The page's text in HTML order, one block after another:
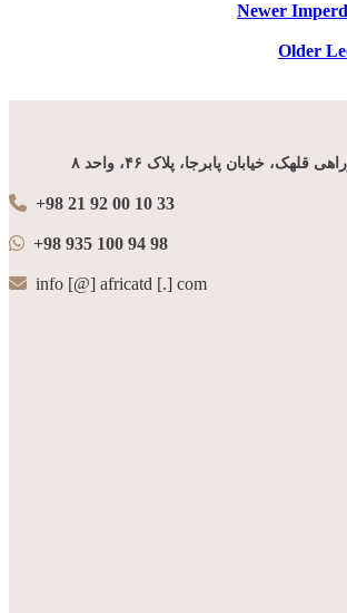
Newer
Older
خیابان پابرجا، پلاک ۴۶، واحد ۸
+98 21 92 00 10 33
+98 935 100 94 98
info [@] africatd [.] com